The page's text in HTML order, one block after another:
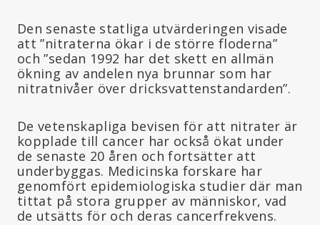
Den senaste statliga utvärderingen visade
att ”nitraterna ökar i de större floderna”
och ”sedan 1992 har det skett en allmän
ökning av andelen nya brunnar som har
nitratnivåer över dricksvattenstandarden”.
De vetenskapliga bevisen för att nitrater är
kopplade till cancer har också ökat under
de senaste 20 åren och fortsätter att
underbyggas. Medicinska forskare har
genomfört epidemiologiska studier där man
tittat på stora grupper av människor, vad
de utsätts för och deras cancerfrekvens.